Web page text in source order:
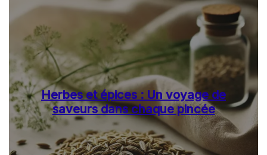
Herbes et épices : Un voyage de
saveurs dans chaque pincée